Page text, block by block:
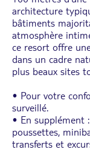
architecture
bâtiments
atmosphère
ce resort offre
dans un cadre
plus beaux sites
• Pour votre
surveillé.
• En supplément
poussettes,
transferts et